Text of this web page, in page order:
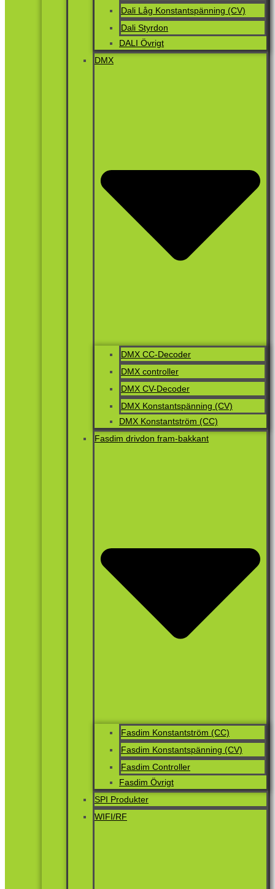
Dali Låg Konstantspänning (CV)
Dali Styrdon
DALI Övrigt
DMX
DMX CC-Decoder
DMX controller
DMX CV-Decoder
DMX Konstantspänning (CV)
DMX Konstantström (CC)
Fasdim drivdon fram-bakkant
Fasdim Konstantström (CC)
Fasdim Konstantspänning (CV)
Fasdim Controller
Fasdim Övrigt
SPI Produkter
WIFI/RF